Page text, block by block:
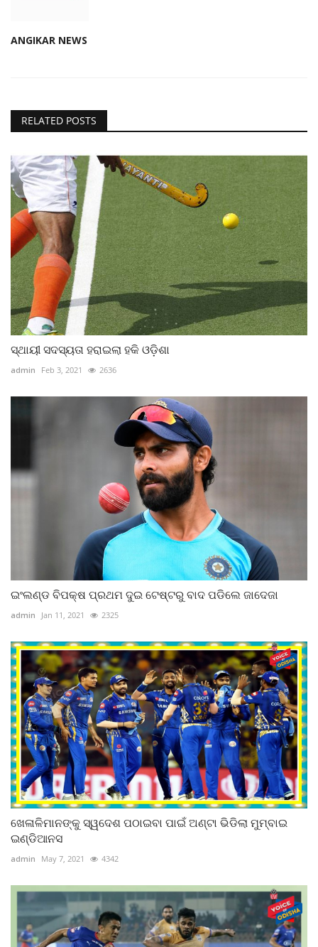
ANGIKAR NEWS
RELATED POSTS
ସ୍ଥାୟୀ ସଦସ୍ୟତା ହରାଇଲା ହକି ଓଡ଼ିଶା
admin Feb 3, 2021 2636
ଇଂଲଣ୍ଡ ବିପକ୍ଷ ପ୍ରଥମ ଦୁଇ ଟେଷ୍ଟରୁ ବାଦ ପଡିଲେ ଜାଦେଜା
admin Jan 11, 2021 2325
ଖେଳାଳିମାନଙ୍କୁ ସ୍ୱଦେଶ ପଠାଇବା ପାଇଁ ଅଣ୍ଟା ଭିଡିଲା ମୁମ୍ବାଇ
ଇଣ୍ଡିଆନସ
admin May 7, 2021 4342